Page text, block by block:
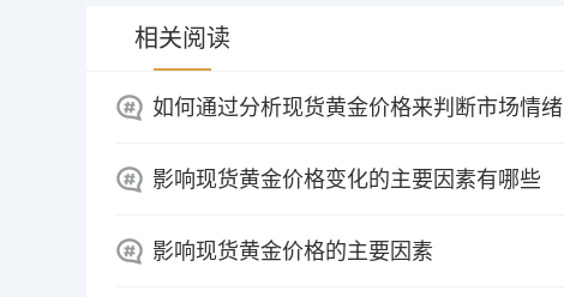
相关阅读
如何通过分析现货黄金价格来判断市场情绪
影响现货黄金价格变化的主要因素有哪些
影响现货黄金价格的主要因素